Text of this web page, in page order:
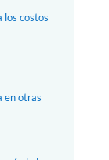
los costos
en otras